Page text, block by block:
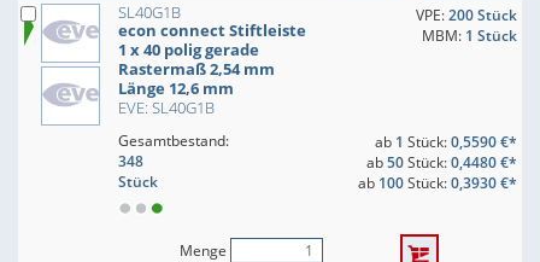
SL40G1B
econ connect Stiftleiste
1 x 40 polig gerade
Rastermaß 2,54 mm
Länge 12,6 mm
EVE: SL40G1B
VPE:200 Stück
MBM: 1 Stück
Gesamtbestand:
348
Stück
ab 1 Stück:0,5590 €*
ab50Stück:0,4480 €*
ab 100Stück:0,3930 €*
Menge